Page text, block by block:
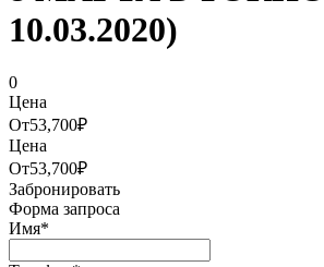
10.03.2020)
0
Цена
От53,700₽
Цена
От53,700₽
Забронировать
Форма запроса
Имя*